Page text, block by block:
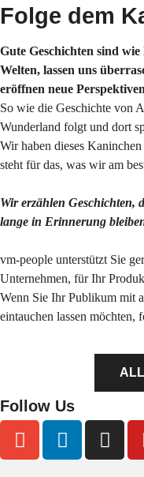
Folge dem
Gute Geschichten sind
Welten, lassen uns
eröffnen neue
So wie die Geschichte von
Wunderland folgt und dort
Wir haben dieses
steht für das, was wir am
Wir erzählen Geschichten,
lange in Erinnerung
vm-people unterstützt Sie
Unternehmen, für Ihr
Wenn Sie Ihr Publikum mit
eintauchen lassen möchten,
Follow Us